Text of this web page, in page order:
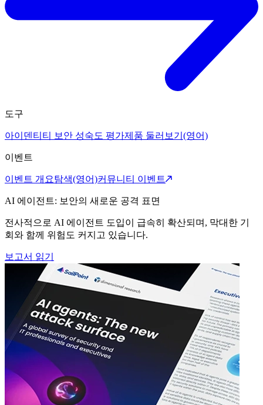
도구
아이덴티티 보안 성숙도 평가제품 둘러보기(영어)
이벤트
이벤트 개요탐색(영어)커뮤니티 이벤트
AI 에이전트: 보안의 새로운 공격 표면
전사적으로 AI 에이전트 도입이 급속히 확산되며, 막대한 기
회와 함께 위험도 커지고 있습니다.
보고서 읽기